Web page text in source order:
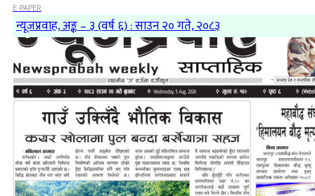
E-PAPER
न्यूजप्रवाह, अङ्क – ३ (वर्ष ६) : साउन २० गते, २०८३